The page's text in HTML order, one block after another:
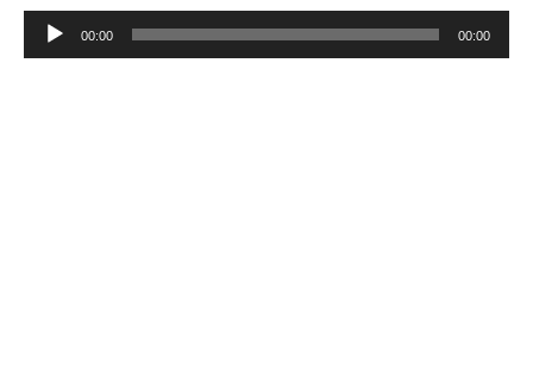
Reproductor
de
00:00 00:00